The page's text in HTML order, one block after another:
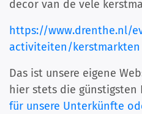
decor van de vele
https://www.drenthe.nl/
activiteiten/kerstmarkten
Das ist unsere eigene
hier stets die günstigsten
für unsere Unterkünfte